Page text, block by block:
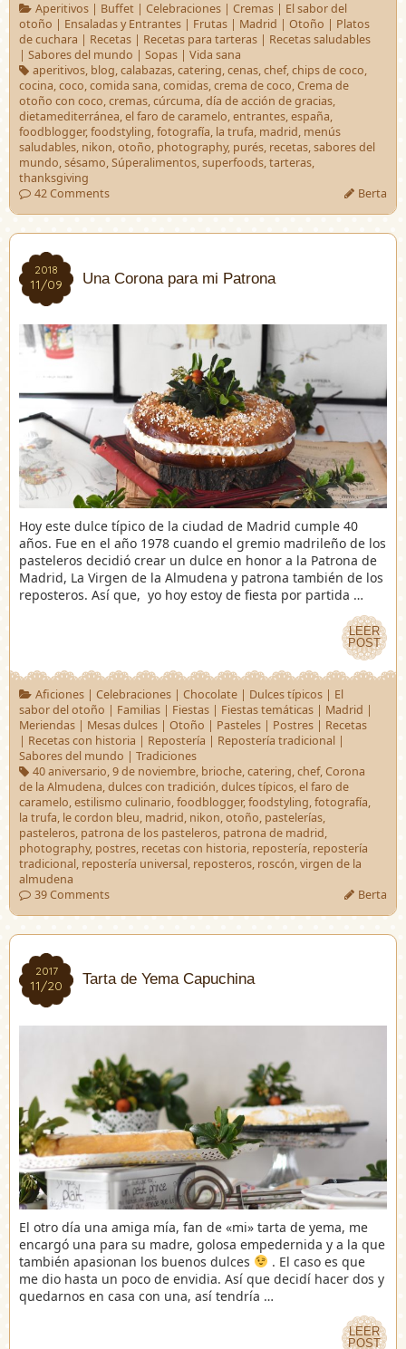
Aperitivos| Buffet| Celebraciones| Cremas| El sabor del
otoño | Ensaladas y Entrantes | Frutas | Madrid | Otoño | Platos
de cuchara | Recetas | Recetas para tarteras | Recetas saludables
| Sabores del mundo | Sopas | Vida sana
aperitivos, blog,calabazas,catering,cenas,chef,chips de coco,
cocina,coco,comida sana,comidas,crema de coco,Crema de
otoño con coco,cremas,cúrcuma,día de acción de gracias,
dietamediterránea,el faro de caramelo,entrantes,españa,
foodblogger,foodstyling,fotografía, la trufa, madrid, menús
saludables, nikon,otoño, photography, purés, recetas,sabores del
mundo,sésamo,Súperalimentos,superfoods,tarteras,
thanksgiving
42 Comments
Berta
2018
11/09
2018
11/09 Una Corona para mi Patrona
Hoy este dulce típico de la ciudad de Madrid cumple 40
años. Fue en el año 1978 cuando el gremio madrileño de los
pasteleros decidió crear un dulce en honor a la Patrona de
Madrid, La Virgen de la Almudena y patrona también de los
reposteros. Así que, yo hoy estoy de fiesta por partida …
LEER
POST
LEER
POST
Aficiones| Celebraciones| Chocolate| Dulces típicos| El
sabor del otoño | Familias | Fiestas | Fiestas temáticas | Madrid |
Meriendas | Mesas dulces | Otoño | Pasteles | Postres | Recetas
| Recetas con historia | Repostería | Repostería tradicional |
Sabores del mundo | Tradiciones
40 aniversario,9 de noviembre, brioche,catering,chef,Corona
de la Almudena,dulces con tradición,dulces típicos,el faro de
caramelo,estilismo culinario,foodblogger,foodstyling,fotografía,
la trufa, le cordon bleu, madrid, nikon,otoño, pastelerías,
pasteleros, patrona de los pasteleros, patrona de madrid,
photography, postres, recetas con historia, repostería, repostería
tradicional, repostería universal, reposteros, roscón,virgen de la
almudena
39 Comments
Berta
2017
11/20
2017
11/20 Tarta de Yema Capuchina
El otro día una amiga mía, fan de «mi» tarta de yema, me
encargó una para su madre, golosa empedernida y a la que
también apasionan los buenos dulces
. El caso es que
me dio hasta un poco de envidia. Así que decidí hacer dos y
quedarnos en casa con una, así tendría …
LEER
POST
LEER
POST